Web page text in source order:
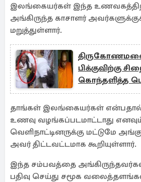
இலங்கையர்கள் இந்த
அங்கிருந்த காசாளர்
மறுத்துள்ளார்.
திருகோணமலை
பிக்குவிற்கு
கொந்தளித்த
தாங்கள் இலங்கையர்கள் என்பதால்
உணவு வழங்கப்படமாட்டாது
வெளிநாட்டினருக்கு மட்டுமே
அவர் திட்டவட்டமாக கூறியுள்ளார்.
இந்த சம்பவத்தை
பதிவு செய்து சமூக